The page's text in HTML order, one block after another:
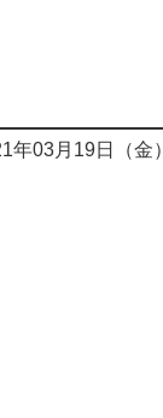
年03月19日（金）